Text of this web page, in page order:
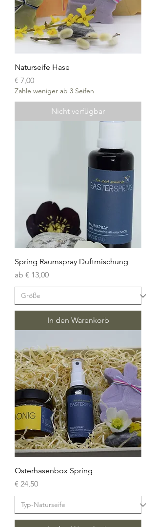
Naturseife Hase
Preis
€ 7,00
Zahle weniger ab 3 Seifen
Nicht verfügbar
Spring Raumspray Duftmischung
ab € 13,00
Sale-Preis
In den Warenkorb
Osterhasenbox Spring
Preis
€ 24,50